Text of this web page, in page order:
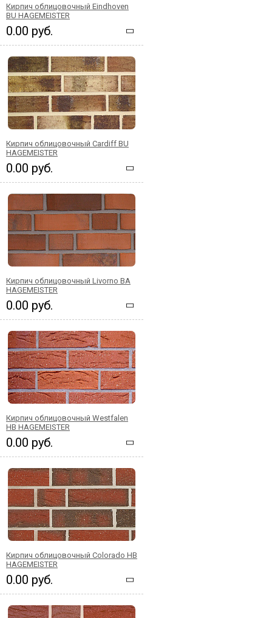
Кирпич облицовочный Eindhoven
BU HAGEMEISTER
0.00 руб.
Кирпич облицовочный Cardiff BU
HAGEMEISTER
0.00 руб.
Кирпич облицовочный Livorno BA
HAGEMEISTER
0.00 руб.
Кирпич облицовочный Westfalen
HB HAGEMEISTER
0.00 руб.
Кирпич облицовочный Colorado HB
HAGEMEISTER
0.00 руб.